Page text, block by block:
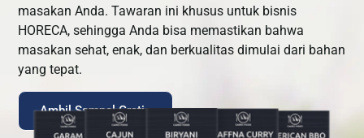
masakan Anda. Tawaran ini khusus untuk bisnis
HORECA, sehingga Anda bisa memastikan bahwa
masakan sehat, enak, dan berkualitas dimulai dari bahan
yang tepat.
Ambil Sampel Gratis